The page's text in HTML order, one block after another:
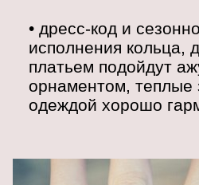
• дресс-код и
исполнения кольца,
платьем подойдут
орнаментом,
одеждой хорошо